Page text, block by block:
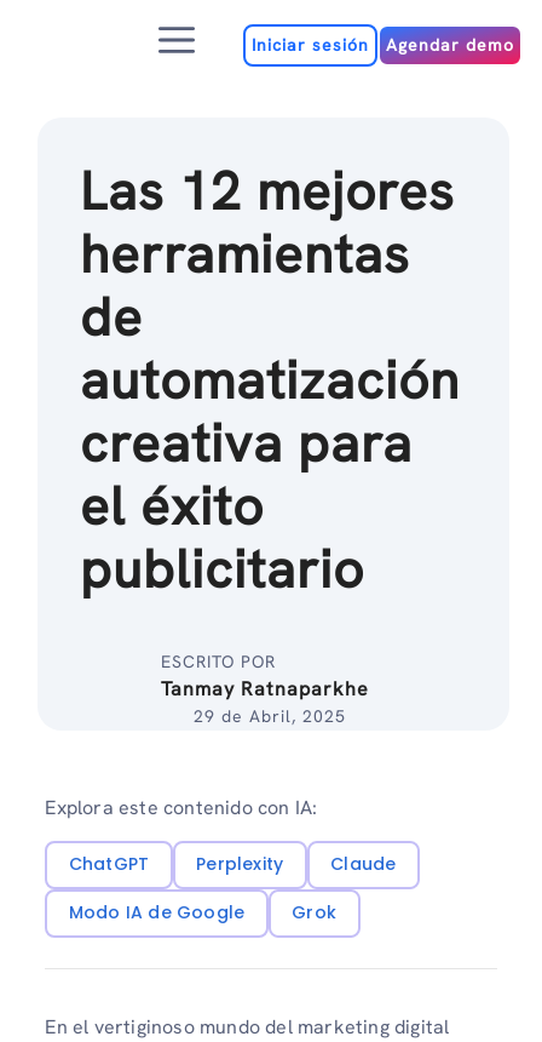
MenúIniciar sesión Agendar demo
Las 12 mejores
herramientas
de
automatización
creativa para
el éxito
publicitario
ESCRITO POR
Tanmay Ratnaparkhe
29 de Abril, 2025
Explora este contenido con IA:
ChatGPT Perplexity
Claude
Modo IA de Google
Grok
En el vertiginoso mundo del marketing digital